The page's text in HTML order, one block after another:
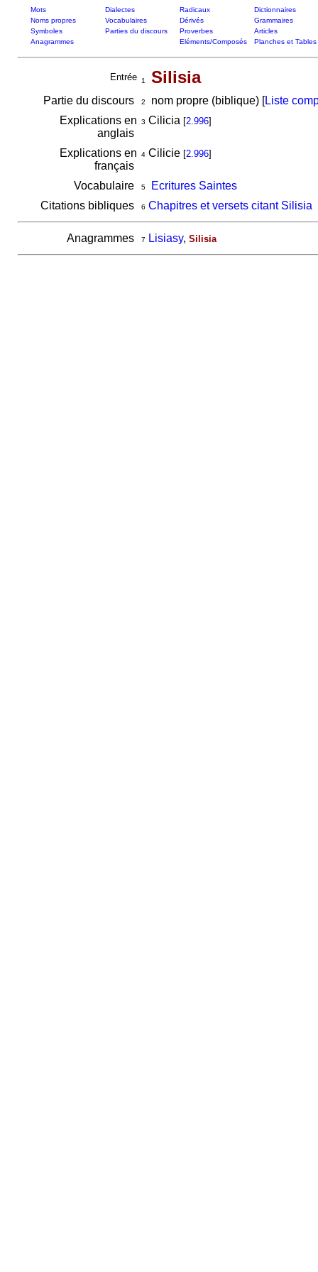
Mots Dialectes Radicaux
Dictionnaires
Noms propres
Vocabulaires Dérivés
Grammaires
Symboles
Parties du discours Proverbes
Articles
Anagrammes
Eléments/Composés Planches et Tables
Entrée 1 Silisia
Partie du discours 2 nom propre (biblique) [Liste
Explications en
anglais
3 Cilicia [2.996]
Explications en
français
4Cilicie [2.996]
Vocabulaire 5
Ecritures Saintes
Citations bibliques
6 Chapitres et versets citant Silisia
Anagrammes 7 Lisiasy, Silisia